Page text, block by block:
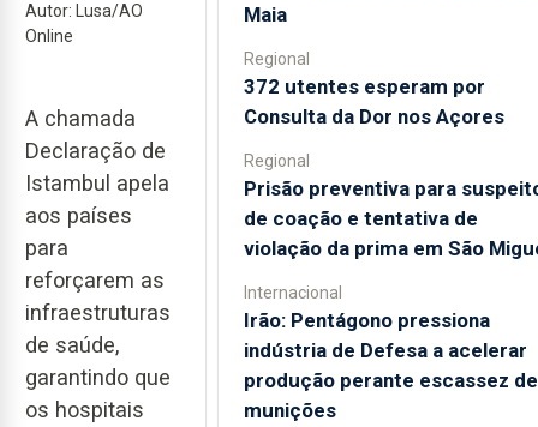
Autor: Lusa/AO
Online
A chamada
Declaração de
Istambul apela
aos países
para
reforçarem as
infraestruturas
de saúde,
garantindo que
os hospitais
Maia
Regional
372 utentes esperam por
Consulta da Dor nos Açores
Regional
Prisão preventiva para
de coação e tentativa de
violação da prima em São
Internacional
Irão: Pentágono pressiona
indústria de Defesa a acelerar
produção perante escassez de
munições